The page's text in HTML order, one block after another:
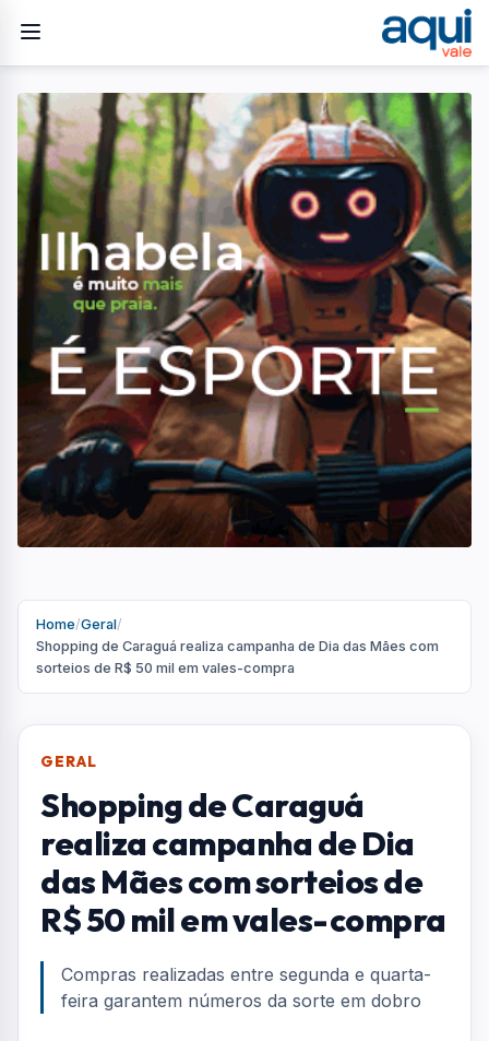
Home/Geral/
Shopping de Caraguá realiza campanha de Dia das Mães com
sorteios de R$ 50 mil em vales-compra
GERAL
Shopping de Caraguá
realiza campanha de Dia
das Mães com sorteios de
R$ 50 mil em vales-compra
Compras realizadas entre segunda e quarta-
feira garantem números da sorte em dobro